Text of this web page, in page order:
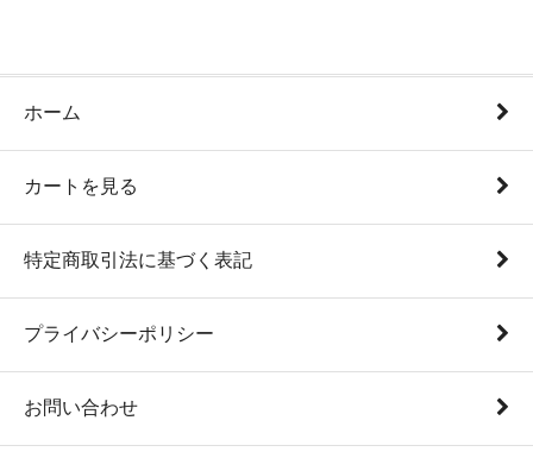
ホーム
カートを見る
特定商取引法に基づく表記
プライバシーポリシー
お問い合わせ